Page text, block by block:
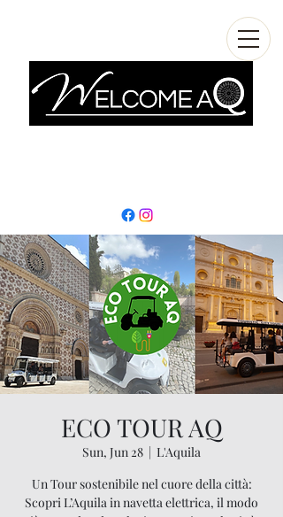
ECO TOUR AQ
Sun, Jun 28
  |
L'Aquila
Un Tour sostenibile nel cuore della città:
Scopri L’Aquila in navetta elettrica, il modo